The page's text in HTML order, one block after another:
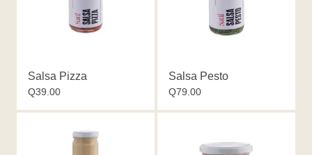
Salsa Pizza
Q39.00
Salsa Pesto
Q79.00